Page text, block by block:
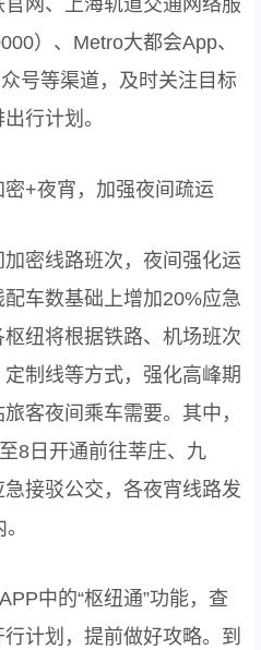
网、上海轨道交通网络服
）、Metro大都会App、
号等渠道，及时关注目标
行计划。
+夜宵，加强夜间疏运
密线路班次，夜间强化运
车数基础上增加20%应急
纽将根据铁路、机场班次
制线等方式，强化高峰期
客夜间乘车需要。其中，
8日开通前往莘庄、九
接驳公交，各夜宵线路发
中的“枢纽通”功能，查
计划，提前做好攻略。到